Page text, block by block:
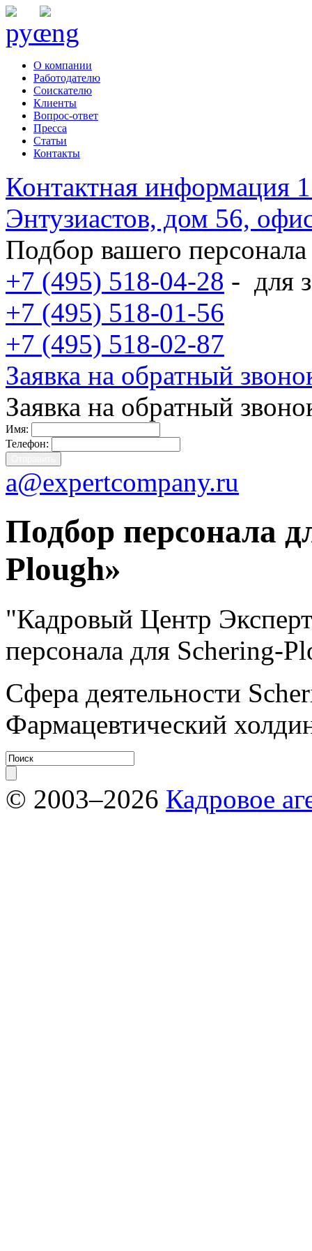
О компании
Работодателю
Соискателю
Клиенты
Вопрос-ответ
Пресса
Статьи
Контакты
Контактная информация
Энтузиастов, дом 56,
Подбор вашего персонала
+7 (495) 518-04-28 - для
+7 (495) 518-01-56
+7 (495) 518-02-87
Заявка на обратный
Заявка на обратный
Имя:
Телефон:
a@expertcompany.ru
Подбор персонала
Plough»
"Кадровый Центр
персонала для Schering-
Сфера деятельности
Фармацевтический
© 2003–2026 Кадровое